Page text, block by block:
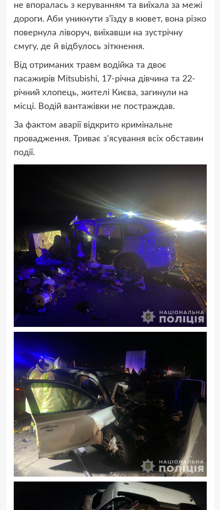
не впоралась з керуванням та виїхала за межі
дороги. Аби уникнути з’їзду в кювет, вона різко
повернула ліворуч, виїхавши на зустрічну
смугу, де й відбулось зіткнення.
Від отриманих травм водійка та двоє
пасажирів Mitsubishi, 17-річна дівчина та 22-
річний хлопець, жителі Києва, загинули на
місці. Водій вантажівки не постраждав.
За фактом аварії відкрито кримінальне
провадження. Триває з'ясування всіх обставин
події.